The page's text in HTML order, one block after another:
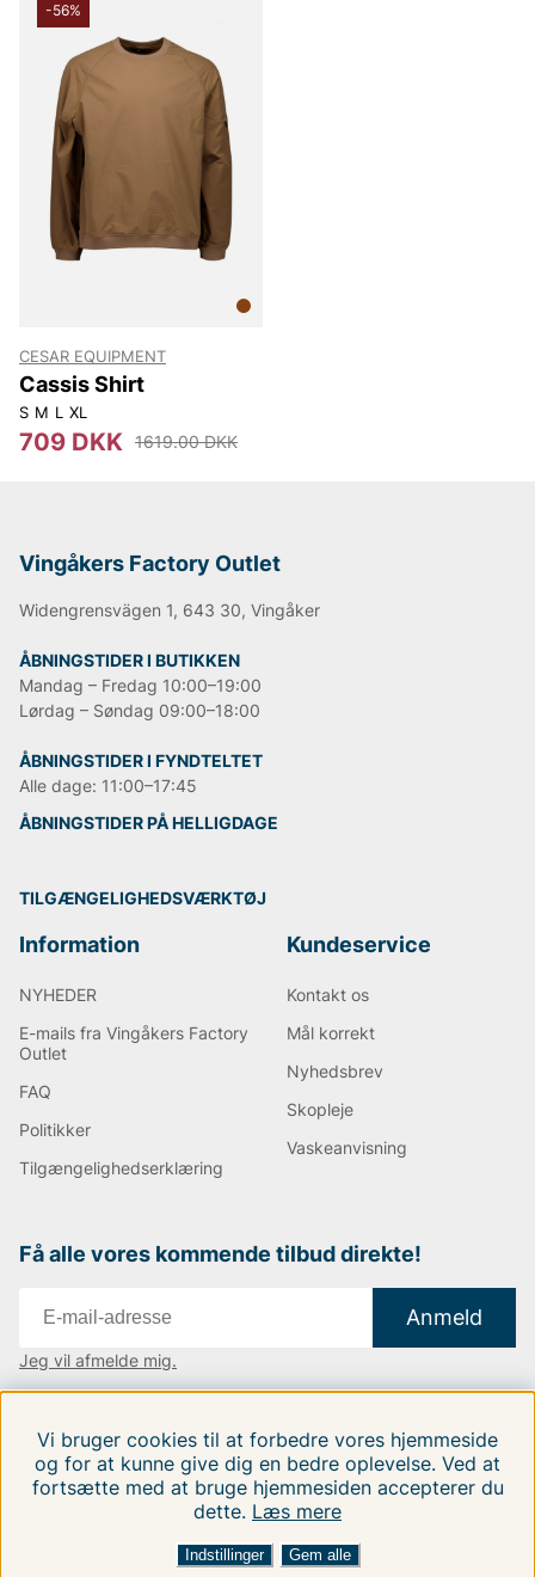
-56%
CESAR EQUIPMENT
Cassis Shirt
S M L XL
709 DKK 1619.00 DKK
Vingåkers Factory Outlet
Widengrensvägen 1, 643 30, Vingåker
ÅBNINGSTIDER I BUTIKKEN
Mandag – Fredag 10:00–19:00
Lørdag – Søndag 09:00–18:00
ÅBNINGSTIDER I FYNDTELTET
Alle dage: 11:00–17:45
ÅBNINGSTIDER PÅ HELLIGDAGE
TILGÆNGELIGHEDSVÆRKTØJ
Information
NYHEDER
E-mails fra Vingåkers Factory
Outlet
FAQ
Politikker
Tilgængelighedserklæring
Kundeservice
Kontakt os
Mål korrekt
Nyhedsbrev
Skopleje
Vaskeanvisning
Få alle vores kommende tilbud direkte!
Anmeld
Jeg vil afmelde mig.
Følg os på vores sociale medier.
Vi bruger cookies til at forbedre vores hjemmeside
og for at kunne give dig en bedre oplevelse. Ved at
fortsætte med at bruge hjemmesiden accepterer du
dette. Læs mere
Indstillinger Gem alle